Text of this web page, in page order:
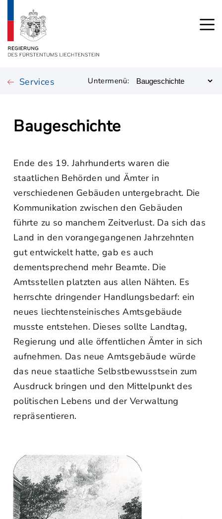
Services Untermenü:
Baugeschichte
Ende des 19. Jahrhunderts waren die
staatlichen Behörden und Ämter in
verschiedenen Gebäuden untergebracht. Die
Kommunikation zwischen den Gebäuden
führte zu so manchem Zeitverlust. Da sich das
Land in den vorangegangenen Jahrzehnten
gut entwickelt hatte, gab es auch
dementsprechend mehr Beamte. Die
Amtsstellen platzten aus allen Nähten. Es
herrschte dringender Handlungsbedarf: ein
neues liechtensteinisches Amtsgebäude
musste entstehen. Dieses sollte Landtag,
Regierung und alle öffentlichen Ämter in sich
aufnehmen. Das neue Amtsgebäude würde
das neue staatliche Selbstbewusstsein zum
Ausdruck bringen und den Mittelpunkt des
politischen Lebens und der Verwaltung
repräsentieren.